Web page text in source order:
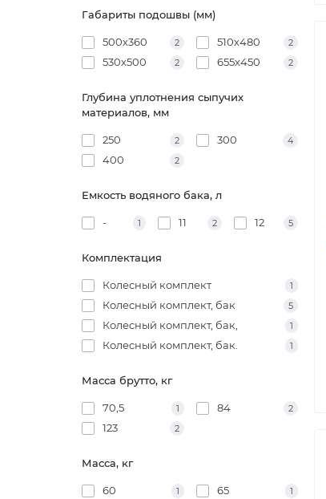
Габариты подошвы (мм)
500х360 2 510х480 2
530х500 2 655х450 2
Глубина уплотнения сыпучих
материалов, мм
250 2 300 4
400 2
Емкость водяного бака, л
- 1 11 2 12 5
Комплектация
Колесный комплект 1
Колесный комплект, бак 5
Колесный комплект, бак, 1
Колесный комплект, бак. 1
Масса брутто, кг
70,5 1 84 2
123 2
Масса, кг
60 1 65 1